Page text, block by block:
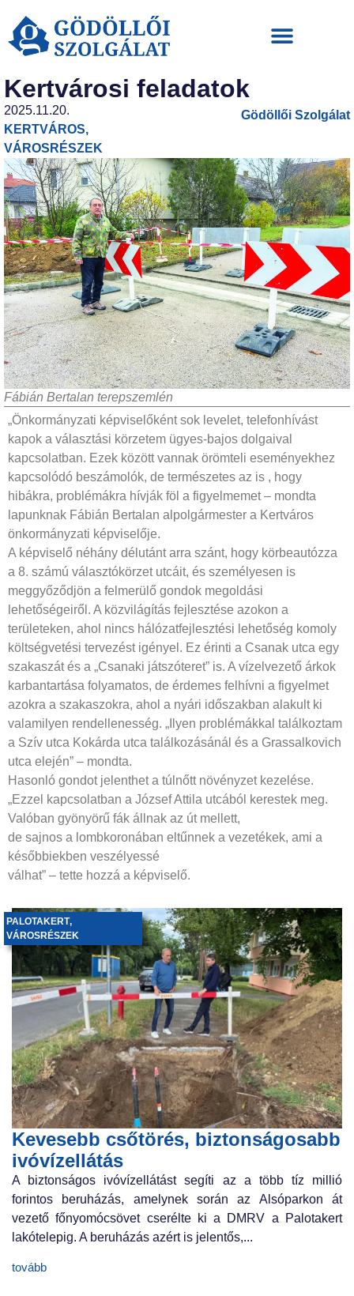
Kertvárosi feladatok
2025.11.20.
KERTVÁROS,
VÁROSRÉSZEK
Gödöllői Szolgálat
Fábián Bertalan terepszemlén
„Önkormányzati képviselőként sok levelet, telefonhívást
kapok a választási körzetem ügyes-bajos dolgaival
kapcsolatban. Ezek között vannak örömteli eseményekhez
kapcsolódó beszámolók, de természetes az is , hogy
hibákra, problémákra hívják föl a figyelmemet – mondta
lapunknak Fábián Bertalan alpolgármester a Kertváros
önkormányzati képviselője.
A képviselő néhány délutánt arra szánt, hogy körbeautózza
a 8. számú választókörzet utcáit, és személyesen is
meggyőződjön a felmerülő gondok megoldási
lehetőségeiről. A közvilágítás fejlesztése azokon a
területeken, ahol nincs hálózatfejlesztési lehetőség komoly
költségvetési tervezést igényel. Ez érinti a Csanak utca egy
szakaszát és a „Csanaki játszóteret” is. A vízelvezető árkok
karbantartása folyamatos, de érdemes felhívni a figyelmet
azokra a szakaszokra, ahol a nyári időszakban alakult ki
valamilyen rendellenesség. „Ilyen problémákkal találkoztam
a Szív utca Kokárda utca találkozásánál és a Grassalkovich
utca elején” – mondta.
Hasonló gondot jelenthet a túlnőtt növényzet kezelése.
„Ezzel kapcsolatban a József Attila utcából kerestek meg.
Valóban gyönyörű fák állnak az út mellett,
de sajnos a lombkoronában eltűnnek a vezetékek, ami a
későbbiekben veszélyessé
válhat” – tette hozzá a képviselő.
Kevesebb csőtörés, biztonságosabb
ivóvízellátás
PALOTAKERT,
VÁROSRÉSZEK
A biztonságos ivóvízellátást segíti az a több tíz millió
forintos beruházás, amelynek során az Alsóparkon át
vezető főnyomócsövet cserélte ki a DMRV a Palotakert
lakótelepig. A beruházás azért is jelentős,...
tovább